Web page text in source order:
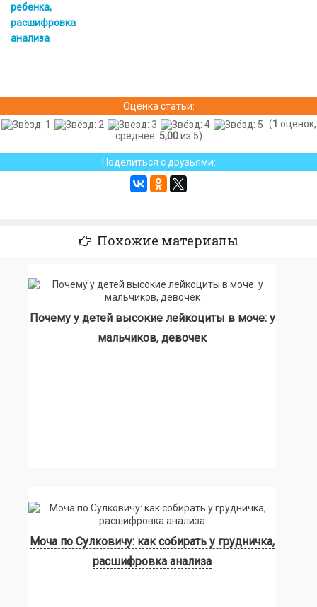
ребенка,
расшифровка
анализа
Оценка статьи:
(1 оценок,
среднее: 5,00из 5)
Поделиться с друзьями:
Похожие материалы
Почему у детей высокие лейкоциты в моче: у
мальчиков, девочек
Моча по Сулковичу: как собирать у грудничка,
расшифровка анализа